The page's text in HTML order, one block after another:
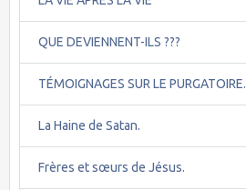
QUE DEVIENNENT-ILS ???
TÉMOIGNAGES SUR LE PURGATOIRE.
La Haine de Satan.
Frères et sœurs de Jésus.